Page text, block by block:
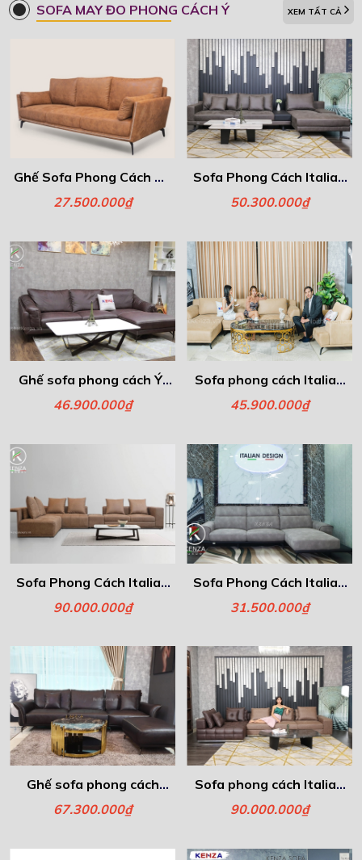
SOFA MAY ĐO PHONG CÁCH Ý XEM TẤT CẢ
Ghế Sofa Phong Cách Ý -
Gamma
27.500.000₫
Sofa Phong Cách Italia -
Libero
50.300.000₫
Ghế sofa phong cách Ý-
Floren
46.900.000₫
Sofa phong cách Italia -
Fiona
45.900.000₫
Sofa Phong Cách Italia -
Freeman
90.000.000₫
Sofa Phong Cách Italia -
Atria
31.500.000₫
Ghế sofa phong cách
Italia- Lazio
67.300.000₫
Sofa phong cách Italia -
Laurance
90.000.000₫